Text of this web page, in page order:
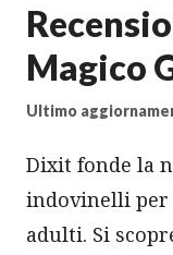
Magico
Ultimo
Dixit fonde la
indovinelli
adulti. Si